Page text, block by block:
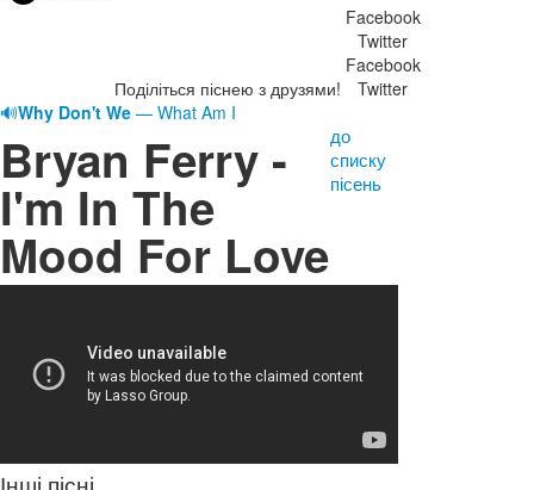
Поділіться піснею з друзями!
Facebook
Twitter
Facebook
Twitter
🔊Why Don't We — What Am I
Bryan Ferry -
I'm In The
Mood For Love
до
списку
пісень
Інші пісні